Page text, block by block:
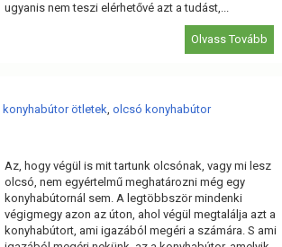
ugyanis nem teszi elérhetővé azt a tudást,...
Olvass Tovább
konyhabútor ötletek, olcsó konyhabútor
Az, hogy végül is mit tartunk olcsónak, vagy mi lesz
olcsó, nem egyértelmű meghatározni még egy
konyhabútornál sem. A legtöbbször mindenki
végigmegy azon az úton, ahol végül megtalálja azt a
konyhabútort, ami igazából megéri a számára. S ami